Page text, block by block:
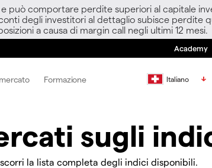
può comportare perdite superiori al capitale
degli investitori al dettaglio subisce perdite
a causa di margin call negli ultimi 12 mesi.
Academy
Formazione Italiano
sugli
la lista completa degli indici disponibili.